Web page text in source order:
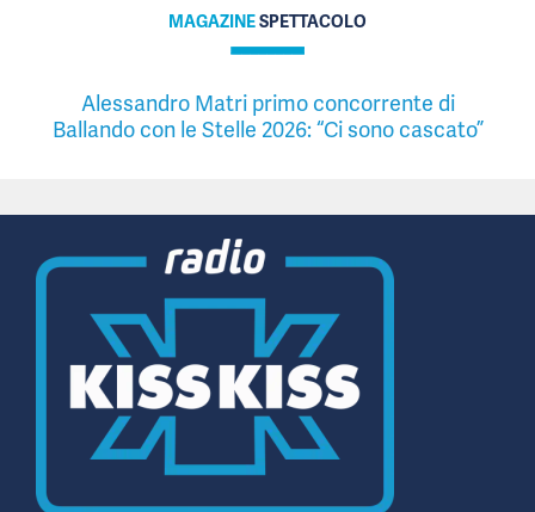
MAGAZINESPETTACOLO
Alessandro Matri primo concorrente di
Ballando con le Stelle 2026: “Ci sono cascato”